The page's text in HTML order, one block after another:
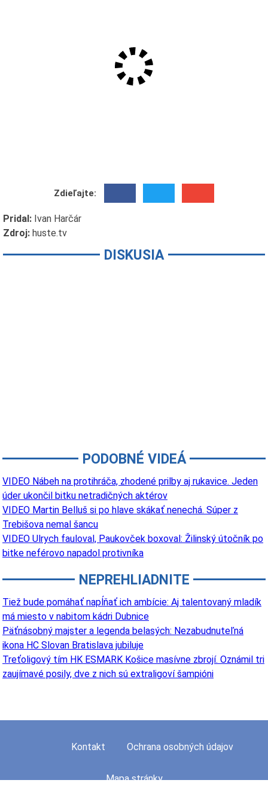
Zdieľajte:
Pridal: Ivan Harčár
Zdroj: huste.tv
DISKUSIA
PODOBNÉ VIDEÁ
VIDEO Nábeh na protihráča, zhodené prilby aj rukavice. Jeden
úder ukončil bitku netradičných aktérov
VIDEO Martin Belluš si po hlave skákať nenechá. Súper z
Trebišova nemal šancu
VIDEO Ulrych fauloval, Paukovček boxoval: Žilinský útočník po
bitke neférovo napadol protivníka
NEPREHLIADNITE
Tiež bude pomáhať napĺňať ich ambície: Aj talentovaný mladík
má miesto v nabitom kádri Dubnice
Päťnásobný majster a legenda belasých: Nezabudnuteľná
ikona HC Slovan Bratislava jubiluje
Treťoligový tím HK ESMARK Košice masívne zbrojí. Oznámil tri
zaujímavé posily, dve z nich sú extraligoví šampióni
Kontakt Ochrana osobných údajov
Mapa stránky